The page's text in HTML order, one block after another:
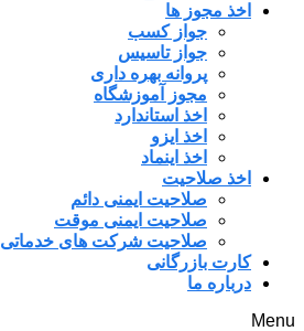
اخذ مجوز ها
جواز کسب
جواز تاسیس
پروانه بهره داری
مجوز آموزشگاه
اخذ استاندارد
اخذ ایزو
اخذ اینماد
اخذ صلاحیت
صلاحیت ایمنی دائم
صلاحیت ایمنی موقت
صلاحیت شرکت های خدماتی
کارت بازرگانی
درباره ما
Menu